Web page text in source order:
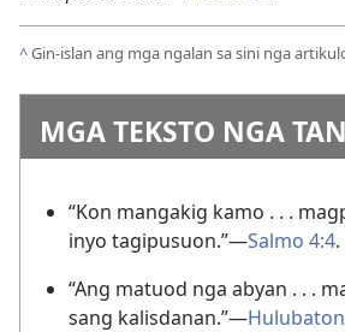
^Gin-islan ang mga ngalan sa sini nga
MGA TEKSTO NGA
“Kon mangakig kamo . . .
inyo tagipusuon.”—Salmo 4:4.
“Ang matuod nga abyan . . .
sang kalisdanan.”—